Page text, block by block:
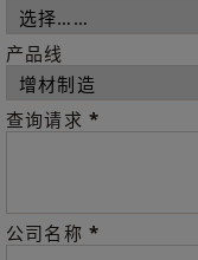
产品线
查询请求 *
公司名称 *